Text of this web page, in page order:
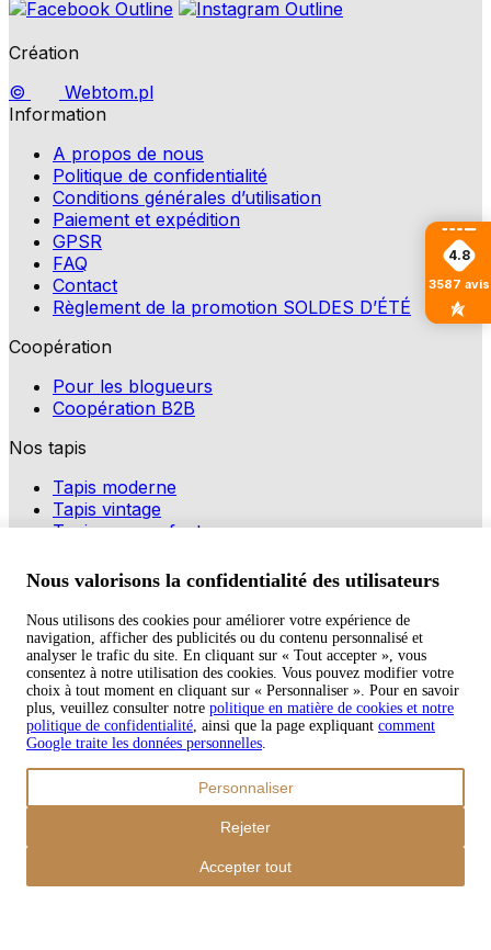
Création
©
Webtom.pl
Information
A propos de nous
Politique de confidentialité
Conditions générales d’utilisation
Paiement et expédition
GPSR
FAQ
Contact
Règlement de la promotion SOLDES D’ÉTÉ
Coopération
Pour les blogueurs
Coopération B2B
Nos tapis
Tapis moderne
Tapis vintage
Tapis pour enfants
Modes de paiement
Copyright © 2026 TAPISO
4.8
3587 avis
Nous valorisons la confidentialité des utilisateurs
Nous utilisons des cookies pour améliorer votre expérience de
navigation, afficher des publicités ou du contenu personnalisé et
analyser le trafic du site. En cliquant sur « Tout accepter », vous
consentez à notre utilisation des cookies. Vous pouvez modifier votre
choix à tout moment en cliquant sur « Personnaliser ». Pour en savoir
plus, veuillez consulter notre politique en matière de cookies et notre
politique de confidentialité, ainsi que la page expliquant comment
Google traite les données personnelles.
Personnaliser
Rejeter
Accepter tout
Panier
0,00
0,00
Poursuivre les achats